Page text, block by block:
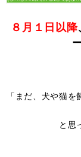
８月１日以降
「まだ、犬や猫
と思